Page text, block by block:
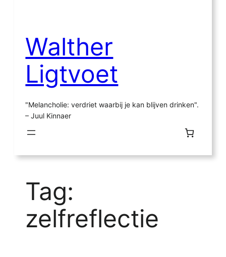
Walther
Ligtvoet
"Melancholie: verdriet waarbij je kan blijven drinken".
– Juul Kinnaer
Tag:
zelfreflectie